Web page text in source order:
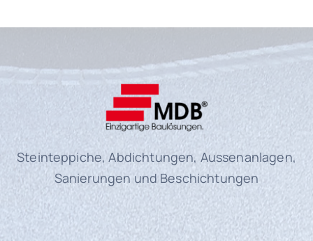
Steinteppiche, Abdichtungen, Aussenanlagen,
Sanierungen und Beschichtungen